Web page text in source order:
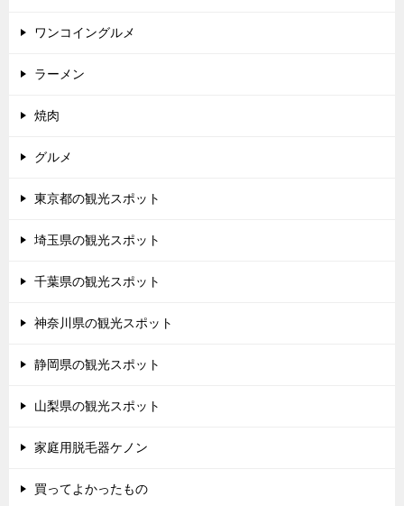
ワンコイングルメ
ラーメン
焼肉
グルメ
東京都の観光スポット
埼玉県の観光スポット
千葉県の観光スポット
神奈川県の観光スポット
静岡県の観光スポット
山梨県の観光スポット
家庭用脱毛器ケノン
買ってよかったもの